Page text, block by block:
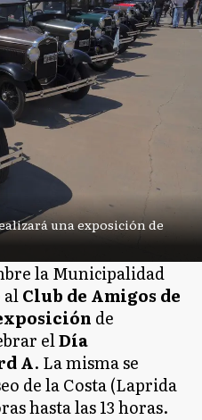
una exposición de
la Municipalidad
alClub de Amigos de
de
elDía
A. La misma se
de la Costa (Laprida
hasta las 13 horas.